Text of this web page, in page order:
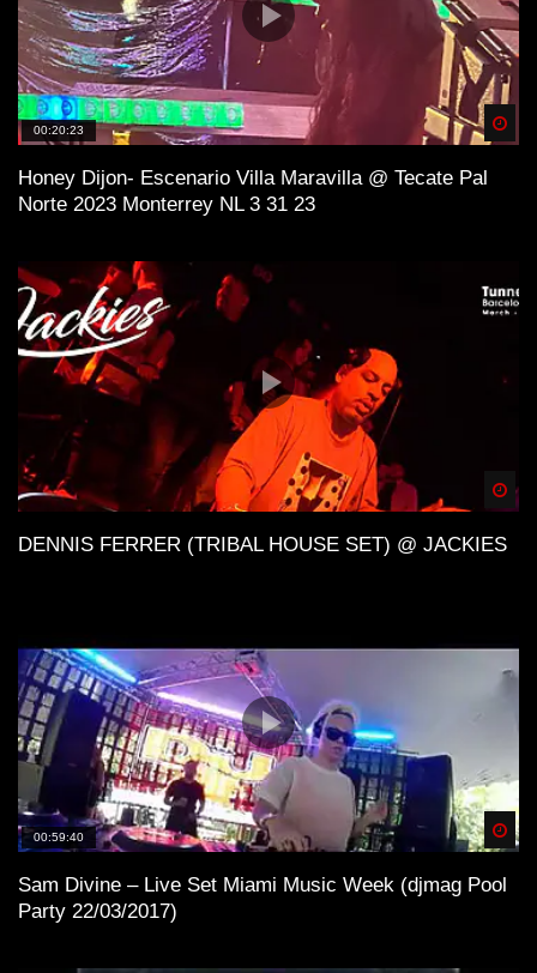
00:20:23
Honey Dijon- Escenario Villa Maravilla @ Tecate Pal
Norte 2023 Monterrey NL 3 31 23
DENNIS FERRER (TRIBAL HOUSE SET) @ JACKIES
00:59:40
Sam Divine – Live Set Miami Music Week (djmag Pool
Party 22/03/2017)